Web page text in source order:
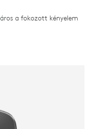
a fokozott kényelem